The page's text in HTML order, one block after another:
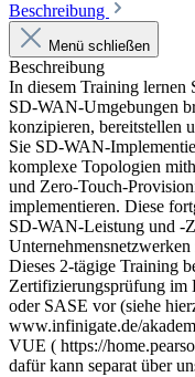
Beschreibung
Menü schließen
Beschreibung
In diesem Training lernen
SD-WAN-Umgebungen
konzipieren, bereitstellen
Sie SD-WAN-
komplexe Topologien
und Zero-Touch-
implementieren. Diese
SD-WAN-Leistung und -
Dieses 2-tägige Training
Zertifizierungsprüfung im
oder SASE vor (siehe
www.infinigate.de/
VUE ( https://
dafür kann separat über